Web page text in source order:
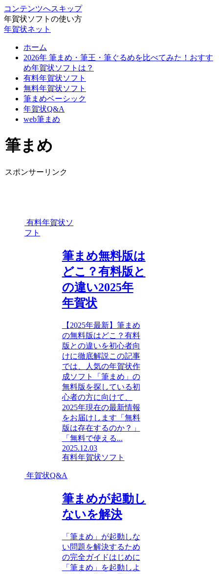
コンテンツへスキップ
年賀状ソフトの使い方
年賀状ネット
ホーム
2026年 筆まめ・筆王・筆ぐるめを比べてみた！おすす
め年賀状ソフトは？
有料年賀状ソフト
無料年賀状ソフト
筆まめベーシック
年賀状Q&A
web筆まめ
筆まめ
スポンサーリンク
有料年賀状ソ
フト
筆まめ無料版は
どこ？有料版と
の違い2025年
年賀状
【2025年最新】筆まめ
の無料版はどこ？有料
版との違いを初心者向
けに徹底解説この記事
では、人気の年賀状作
成ソフト「筆まめ」の
無料版を探している初
心者の方に向けて、
2025年現在の最新情報
をお届けします「無料
版は存在するのか？」
「無料で使える...
2025.12.03
有料年賀状ソフト
年賀状Q&A
筆まめが起動し
ないを解決
「筆まめ」が起動しな
い問題を解決するため
の完全ガイドはじめに
「筆まめ」を起動しよ